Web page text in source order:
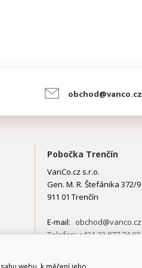
obchod@vanco.cz
Pobočka Trenčín
VanCo.cz s.r.o.
Gen. M. R. Štefánika 372/9
911 01 Trenčín
E-mail: obchod@vanco.cz
Telefon: +421 32 877 74 02